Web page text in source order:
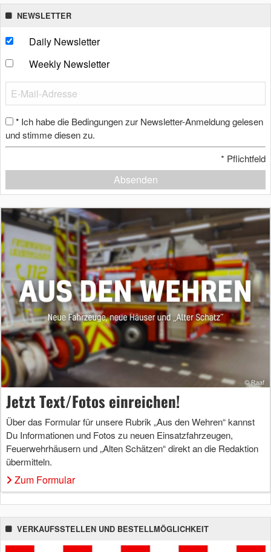
NEWSLETTER
Daily Newsletter
Weekly Newsletter
* Ich habe die Bedingungen zur Newsletter-Anmeldung gelesen
und stimme diesen zu.
* Pflichtfeld
Absenden
Jetzt Text/Fotos einreichen!
Über das Formular für unsere Rubrik „Aus den Wehren“ kannst
Du Informationen und Fotos zu neuen Einsatzfahrzeugen,
Feuerwehrhäusern und „Alten Schätzen“ direkt an die Redaktion
übermitteln.
Zum Formular
VERKAUFSSTELLEN UND BESTELLMÖGLICHKEIT